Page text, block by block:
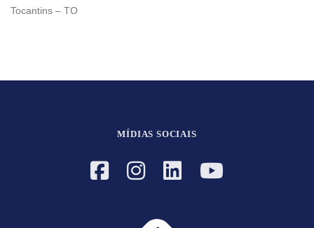
Tocantins – TO
MÍDIAS SOCIAIS